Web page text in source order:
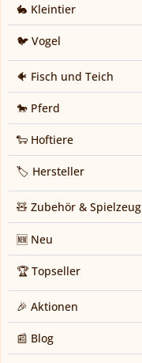
🐇 Kleintier
🐦 Vogel
🐠 Fisch und Teich
🐎 Pferd
🐑 Hoftiere
🏷️ Hersteller
🧸 Zubehör & Spielzeug
🆕 Neu
🏆 Topseller
🎉 Aktionen
📰 Blog